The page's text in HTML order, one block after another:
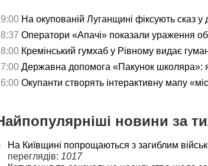
На окупованій Луганщині фіксують сказ
Оператори «Апачі» показали ураження
Кремінський гумхаб у Рівному видає
Державна допомога «Пакунок школяра»:
Окупанти створять інтерактивну мапу
новини за
На Київщині попрощаються з загиблим
переглядів: 1017